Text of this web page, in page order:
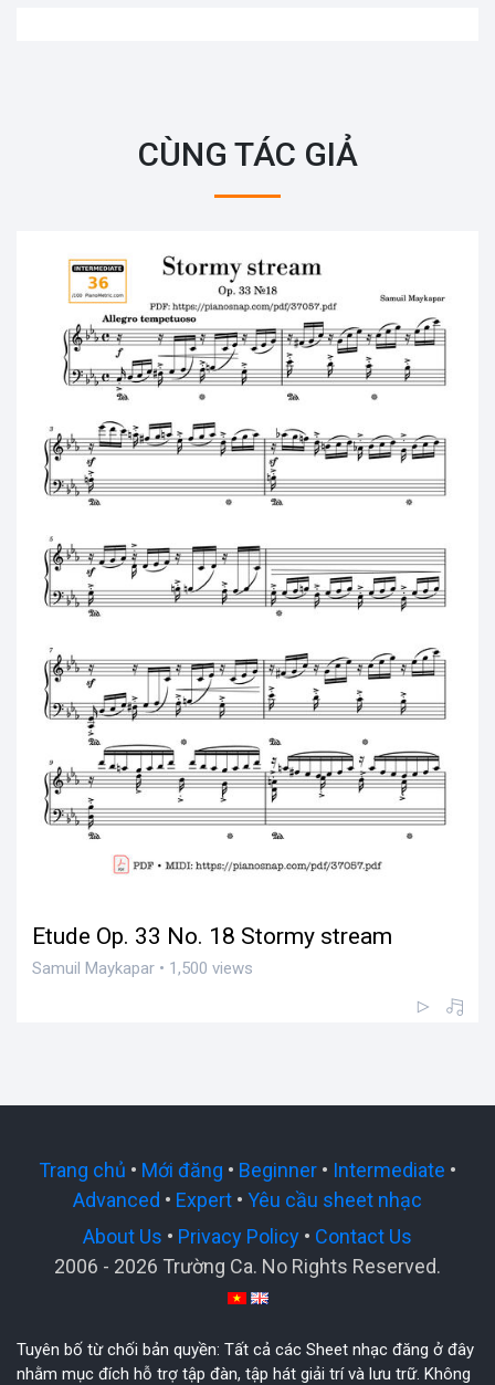
CÙNG TÁC GIẢ
Etude Op. 33 No. 18 Stormy stream
Samuil Maykapar • 1,500 views
Trang chủ • Mới đăng • Beginner • Intermediate •
Advanced • Expert • Yêu cầu sheet nhạc
About Us • Privacy Policy • Contact Us
2006 - 2026 Trường Ca. No Rights Reserved.
Tuyên bố từ chối bản quyền: Tất cả các Sheet nhạc đăng ở đây
nhằm mục đích hỗ trợ tập đàn, tập hát giải trí và lưu trữ. Không